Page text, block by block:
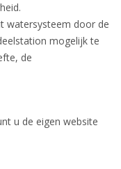
watersysteem door de
mogelijk te
de
u de eigen website